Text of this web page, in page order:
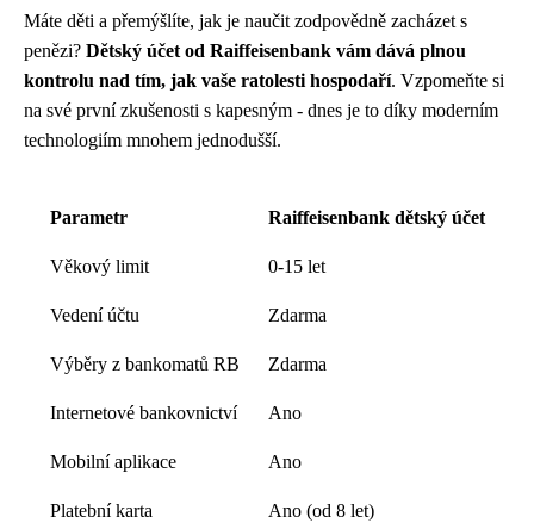
Máte děti a přemýšlíte, jak je naučit zodpovědně zacházet s
penězi? Dětský účet od Raiffeisenbank vám dává plnou
kontrolu nad tím, jak vaše ratolesti hospodaří. Vzpomeňte si
na své první zkušenosti s kapesným - dnes je to díky moderním
technologiím mnohem jednodušší.
Parametr Raiffeisenbank dětský účet
Věkový limit 0-15 let
Vedení účtu Zdarma
Výběry z bankomatů RB Zdarma
Internetové bankovnictví Ano
Mobilní aplikace Ano
Platební karta Ano (od 8 let)